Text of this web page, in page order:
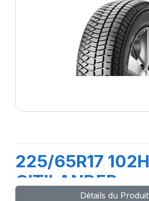
225/65R17 102H
CITILANDER
Détails du Produit